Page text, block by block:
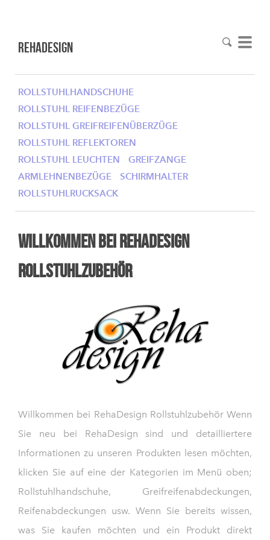
RehaDesign
ROLLSTUHLHANDSCHUHE
ROLLSTUHL REIFENBEZÜGE
ROLLSTUHL GREIFREIFENÜBERZÜGE
ROLLSTUHL REFLEKTOREN
ROLLSTUHL LEUCHTEN
GREIFZANGE
ARMLEHNENBEZÜGE
SCHIRMHALTER
ROLLSTUHLRUCKSACK
Willkommen bei RehaDesign
Rollstuhlzubehör
Willkommen bei RehaDesign Rollstuhlzubehör Wenn
Sie neu bei RehaDesign sind und detailliertere
Informationen zu unseren Produkten lesen möchten,
klicken Sie auf eine der Kategorien im Menü oben;
Rollstuhlhandschuhe, Greifreifenabdeckungen,
Reifenabdeckungen usw. Wenn Sie bereits wissen,
was Sie kaufen möchten und ein Produkt direkt